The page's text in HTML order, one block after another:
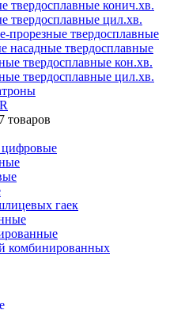
твердосплавные конич.хв.
твердосплавные цил.хв.
прорезные твердосплавные
насадные твердосплавные
твердосплавные кон.хв.
твердосплавные цил.хв.
товаров
гаек
комбинированных